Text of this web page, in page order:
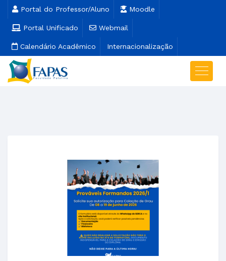
Portal do Professor/Aluno Moodle
Portal Unificado Webmail
Calendário Acadêmico Internacionalização